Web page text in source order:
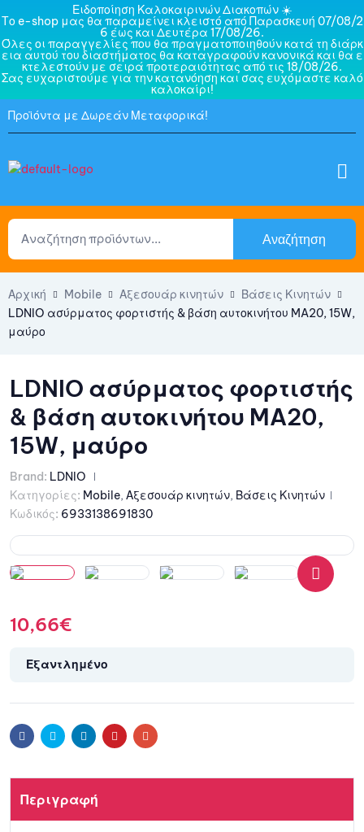
Ειδοποίηση Καλοκαιρινών Διακοπών ☀️
Το e-shop μας θα παραμείνει κλειστό από Παρασκευή 07/08/2
6 έως και Δευτέρα 17/08/26.
Όλες οι παραγγελίες που θα πραγματοποιηθούν κατά τη διάρκ
εια αυτού του διαστήματος θα καταγραφούν κανονικά και θα ε
κτελεστούν με σειρά προτεραιότητας από τις 18/08/26.
Σας ευχαριστούμε για την κατανόηση και σας ευχόμαστε καλό
καλοκαίρι!
Προϊόντα με Δωρεάν Μεταφορικά!
Αναζήτηση
Αρχική Mobile Αξεσουάρ κινητών
Βάσεις Κινητών
LDNIO ασύρματος φορτιστής & βάση αυτοκινήτου MA20, 15W,
μαύρο
LDNIO ασύρματος φορτιστής
& βάση αυτοκινήτου MA20,
15W, μαύρο
Brand: LDNIO
Κατηγορίες: Mobile, Αξεσουάρ κινητών, Βάσεις Κινητών
Κωδικός: 6933138691830
10,66€
Εξαντλημένο
FacebookTwitter LinkedinPinterestEmail
Περιγραφή